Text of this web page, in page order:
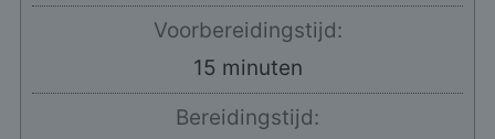
Voorbereidingstijd:
15 minuten
minuten
Bereidingstijd: